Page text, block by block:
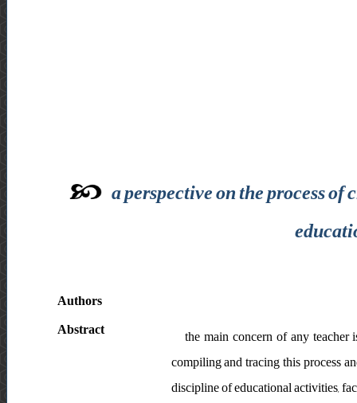
a perspective on the process
Authors
Abstract
the main concern of any
compiling and tracing this process
discipline of educational activities,